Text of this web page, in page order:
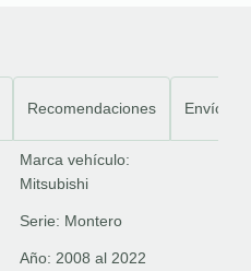
Recomendaciones Envíos
Marca vehículo:
Mitsubishi
Serie: Montero
Año: 2008 al 2022